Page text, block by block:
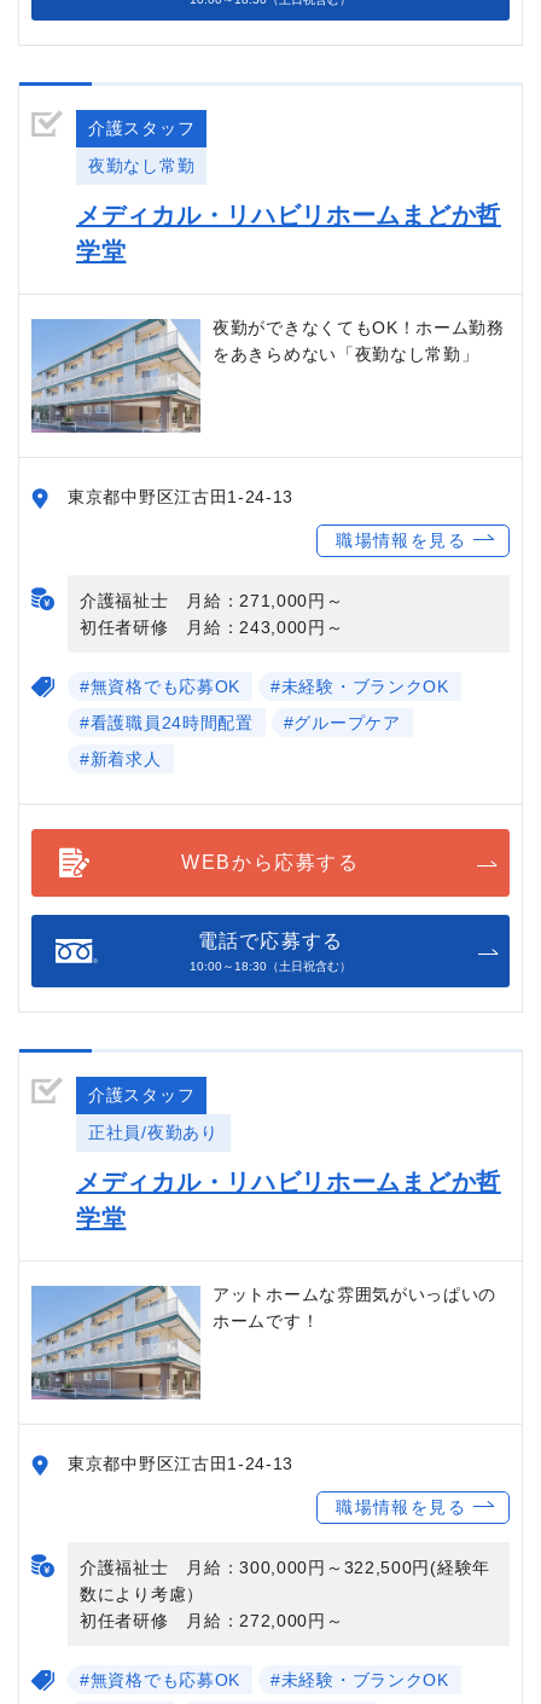
介護スタッフ
夜勤なし常勤
メディカル・リハビリホームまどか哲
学堂
夜勤ができなくてもOK！ホーム勤務
をあきらめない「夜勤なし常勤」
東京都中野区江古田1-24-13
職場情報を見る
介護福祉士 月給：271,000円～
初任者研修 月給：243,000円～
#無資格でも応募OK
#未経験・ブランクOK
#看護職員24時間配置
#グループケア
#新着求人
WEBから応募する
電話で応募する
10:00～18:30（土日祝含む）
介護スタッフ
正社員/夜勤あり
メディカル・リハビリホームまどか哲
学堂
アットホームな雰囲気がいっぱいの
ホームです！
東京都中野区江古田1-24-13
職場情報を見る
介護福祉士 月給：300,000円～322,500円(経験年
数により考慮）
初任者研修 月給：272,000円～
#無資格でも応募OK
#未経験・ブランクOK